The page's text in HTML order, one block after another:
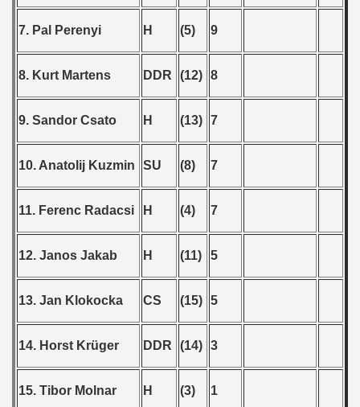
7. Pal Perenyi H (5) 9
8. Kurt Martens DDR (12) 8
9. Sandor Csato H (13) 7
10. Anatolij Kuzmin SU (8) 7
11. Ferenc Radacsi H (4) 7
12. Janos Jakab H (11) 5
13. Jan Klokocka CS (15) 5
14. Horst Krüger DDR (14) 3
15. Tibor Molnar H (3) 1